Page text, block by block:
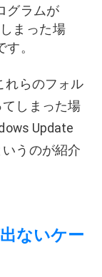
グラムが
まった場
。
れらのフォル
しまった場
Update
うのが紹介
ないケー